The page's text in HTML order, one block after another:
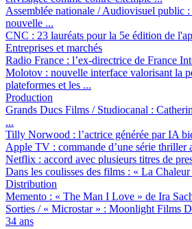
Assemblée nationale / Audiovisuel public :
nouvelle ...
CNC : 23 lauréats pour la 5e édition de
Entreprises et marchés
Radio France : l’ex-directrice de France
Molotov : nouvelle interface valorisant la
plateformes et les ...
Production
Grands Ducs Films / Studiocanal :
...
Tilly Norwood : l’actrice générée par IA
Apple TV : commande d’une série thriller
Netflix : accord avec plusieurs titres de
Dans les coulisses des films : « La Chaleur
Distribution
Memento : « The Man I Love » de Ira
Sorties / « Microstar » : Moonlight Films
34 ans